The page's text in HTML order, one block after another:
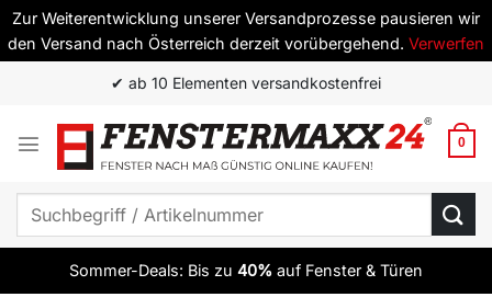
Zur Weiterentwicklung unserer Versandprozesse pausieren wir
den Versand nach Österreich derzeit vorübergehend. Verwerfen
springen
✔ ab 10 Elementen versandkostenfrei
0
Suchen
Sommer-Deals: Bis zu 40% auf Fenster & Türen